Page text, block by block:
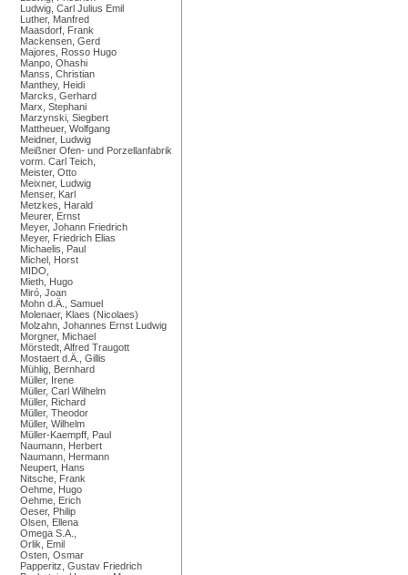
Ludwig, Carl Julius Emil
Luther, Manfred
Maasdorf, Frank
Mackensen, Gerd
Majores, Rosso Hugo
Manpo, Ohashi
Manss, Christian
Manthey, Heidi
Marcks, Gerhard
Marx, Stephani
Marzynski, Siegbert
Mattheuer, Wolfgang
Meidner, Ludwig
Meißner Ofen- und Porzellanfabrik
vorm. Carl Teich,
Meister, Otto
Meixner, Ludwig
Menser, Karl
Metzkes, Harald
Meurer, Ernst
Meyer, Johann Friedrich
Meyer, Friedrich Elias
Michaelis, Paul
Michel, Horst
MIDO,
Mieth, Hugo
Miró, Joan
Mohn d.Ä., Samuel
Molenaer, Klaes (Nicolaes)
Molzahn, Johannes Ernst Ludwig
Morgner, Michael
Mörstedt, Alfred Traugott
Mostaert d.Ä., Gillis
Mühlig, Bernhard
Müller, Irene
Müller, Carl Wilhelm
Müller, Richard
Müller, Theodor
Müller, Wilhelm
Müller-Kaempff, Paul
Naumann, Herbert
Naumann, Hermann
Neupert, Hans
Nitsche, Frank
Oehme, Hugo
Oehme, Erich
Oeser, Philip
Olsen, Ellena
Omega S.A.,
Orlik, Emil
Osten, Osmar
Papperitz, Gustav Friedrich